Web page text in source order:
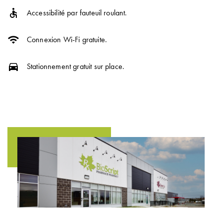
accessible Accessibilité par fauteuil roulant.
wifi Connexion Wi-Fi gratuite.
directions_car Stationnement gratuit sur place.